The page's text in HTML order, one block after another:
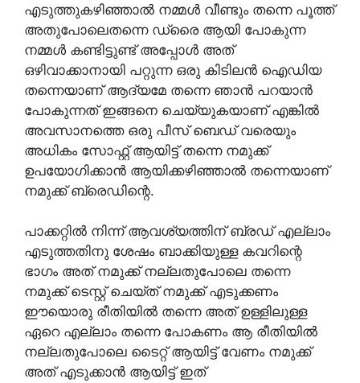
എടുത്തുകഴിഞ്ഞാൽ നമ്മൾ വീണ്ടും തന്നെ പൂത്ത്
അതുപോലെതന്നെ ഡ്രൈ ആയി പോകുന്ന
നമ്മൾ കണ്ടിട്ടുണ്ട് അപ്പോൾ അത്
ഒഴിവാക്കാനായി പറ്റുന്ന ഒരു കിടിലൻ ഐഡിയ
തന്നെയാണ് ആദ്യമേ തന്നെ ഞാൻ പറയാൻ
പോകുന്നത് ഇങ്ങനെ ചെയ്യുകയാണ് എങ്കിൽ
അവസാനത്തെ ഒരു പീസ് ബെഡ് വരെയും
അധികം സോഫ്റ്റ്‌ ആയിട്ട് തന്നെ നമുക്ക്
ഉപയോഗിക്കാൻ ആയിക്കഴിഞ്ഞാൽ തന്നെയാണ്
നമുക്ക് ബ്രെഡിന്റെ.
പാക്കറ്റിൽ നിന്ന് ആവശ്യത്തിന് ബ്രഡ് എല്ലാം
എടുത്തതിനു ശേഷം ബാക്കിയുള്ള കവറിന്റെ
ഭാഗം അത് നമുക്ക് നല്ലതുപോലെ തന്നെ
നമുക്ക് ടെസ്റ്റ് ചെയ്ത് നമുക്ക് എടുക്കണം
ഈയൊരു രീതിയിൽ തന്നെ അത് ഉള്ളിലുള്ള
ഏറെ എല്ലാം തന്നെ പോകണം ആ രീതിയിൽ
നല്ലതുപോലെ ടൈറ്റ് ആയിട്ട് വേണം നമുക്ക്
അത് എടുക്കാൻ ആയിട്ട് ഇത്